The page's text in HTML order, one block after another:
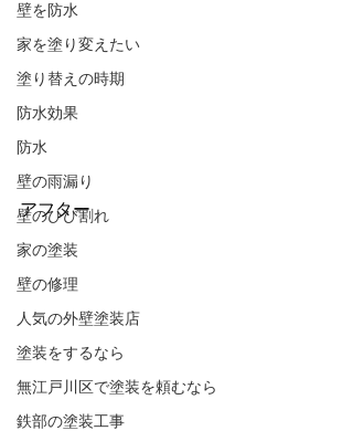
壁を防水
家を塗り変えたい
塗り替えの時期
防水効果
防水
壁の雨漏り
壁のひび割れ
家の塗装
壁の修理
人気の外壁塗装店
塗装をするなら
無江戸川区で塗装を頼むなら
鉄部の塗装工事
アフター